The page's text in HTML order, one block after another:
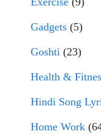
Gadgets (5)
Goshti (23)
Health &
Hindi Song
Home Work